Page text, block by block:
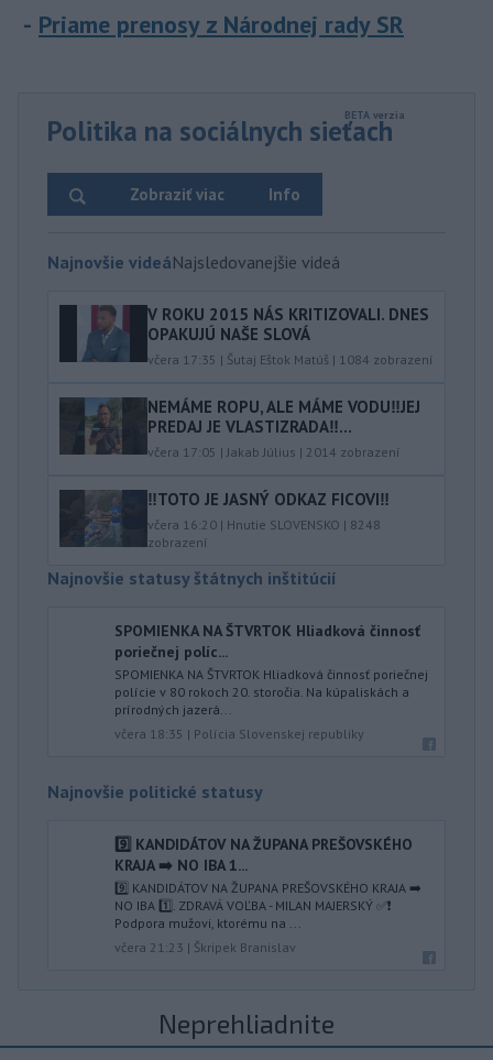
Priame prenosy z Národnej rady SR
Politika na sociálnych sieťach
Info
Zobraziť viac
Najnovšie videáNajsledovanejšie videá
V ROKU 2015 NÁS KRITIZOVALI. DNES
OPAKUJÚ NAŠE SLOVÁ
včera 17:35 | Šutaj Eštok Matúš | 1084 zobrazení
NEMÁME ROPU, ALE MÁME VODU‼️JEJ
PREDAJ JE VLASTIZRADA‼️...
včera 17:05 |Jakab Július | 2014 zobrazení
‼️TOTO JE JASNÝ ODKAZ FICOVI‼️
včera 16:20 | Hnutie SLOVENSKO | 8248
zobrazení
Najnovšie statusy štátnych inštitúcií
SPOMIENKA NA ŠTVRTOK Hliadková činnosť
poriečnej políc...
SPOMIENKA NA ŠTVRTOK Hliadková činnosť poriečnej
polície v 80 rokoch 20. storočia. Na kúpaliskách a
prírodných jazerá...
včera 18:35 | Polícia Slovenskej republiky
Najnovšie politické statusy
9️⃣ KANDIDÁTOV NA ŽUPANA PREŠOVSKÉHO
KRAJA ➡️ NO IBA 1️...
9️⃣ KANDIDÁTOV NA ŽUPANA PREŠOVSKÉHO KRAJA ➡️
NO IBA 1️⃣. ZDRAVÁ VOĽBA - MILAN MAJERSKÝ ✅️❗️
Podpora mužovi, ktorému na ...
včera 21:23 | Škripek Branislav
Neprehliadnite